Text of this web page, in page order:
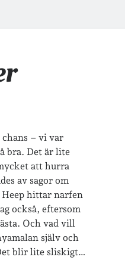
– vi var
bra. Det är lite
att hurra
av sagor om
hittar narfen
också, eftersom
Och vad vill
själv och
blir lite sliskigt…